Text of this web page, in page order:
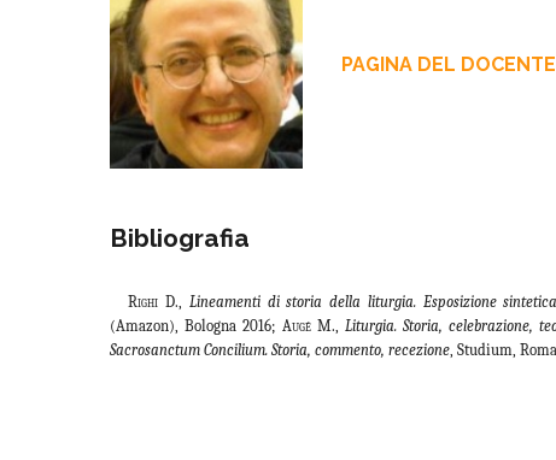
PAGINA DEL DOCENTE
Bibliografia
Righi D., Lineamenti di storia della liturgia. Esposizione
(Amazon), Bologna 2016; AugéM., Liturgia. Storia, celebrazione,
Sacrosanctum Concilium. Storia, commento, recezione, Studium,